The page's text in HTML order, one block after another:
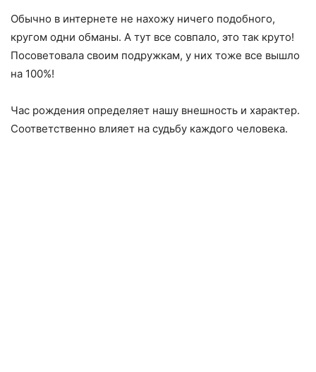
Обычно в интернете не нахожу ничего подобного,
кругом одни обманы. А тут все совпало, это так круто!
Посоветовала своим подружкам, у них тоже все вышло
на 100%!
Час рождения определяет нашу внешность и характер.
Соответственно влияет на судьбу каждого человека.